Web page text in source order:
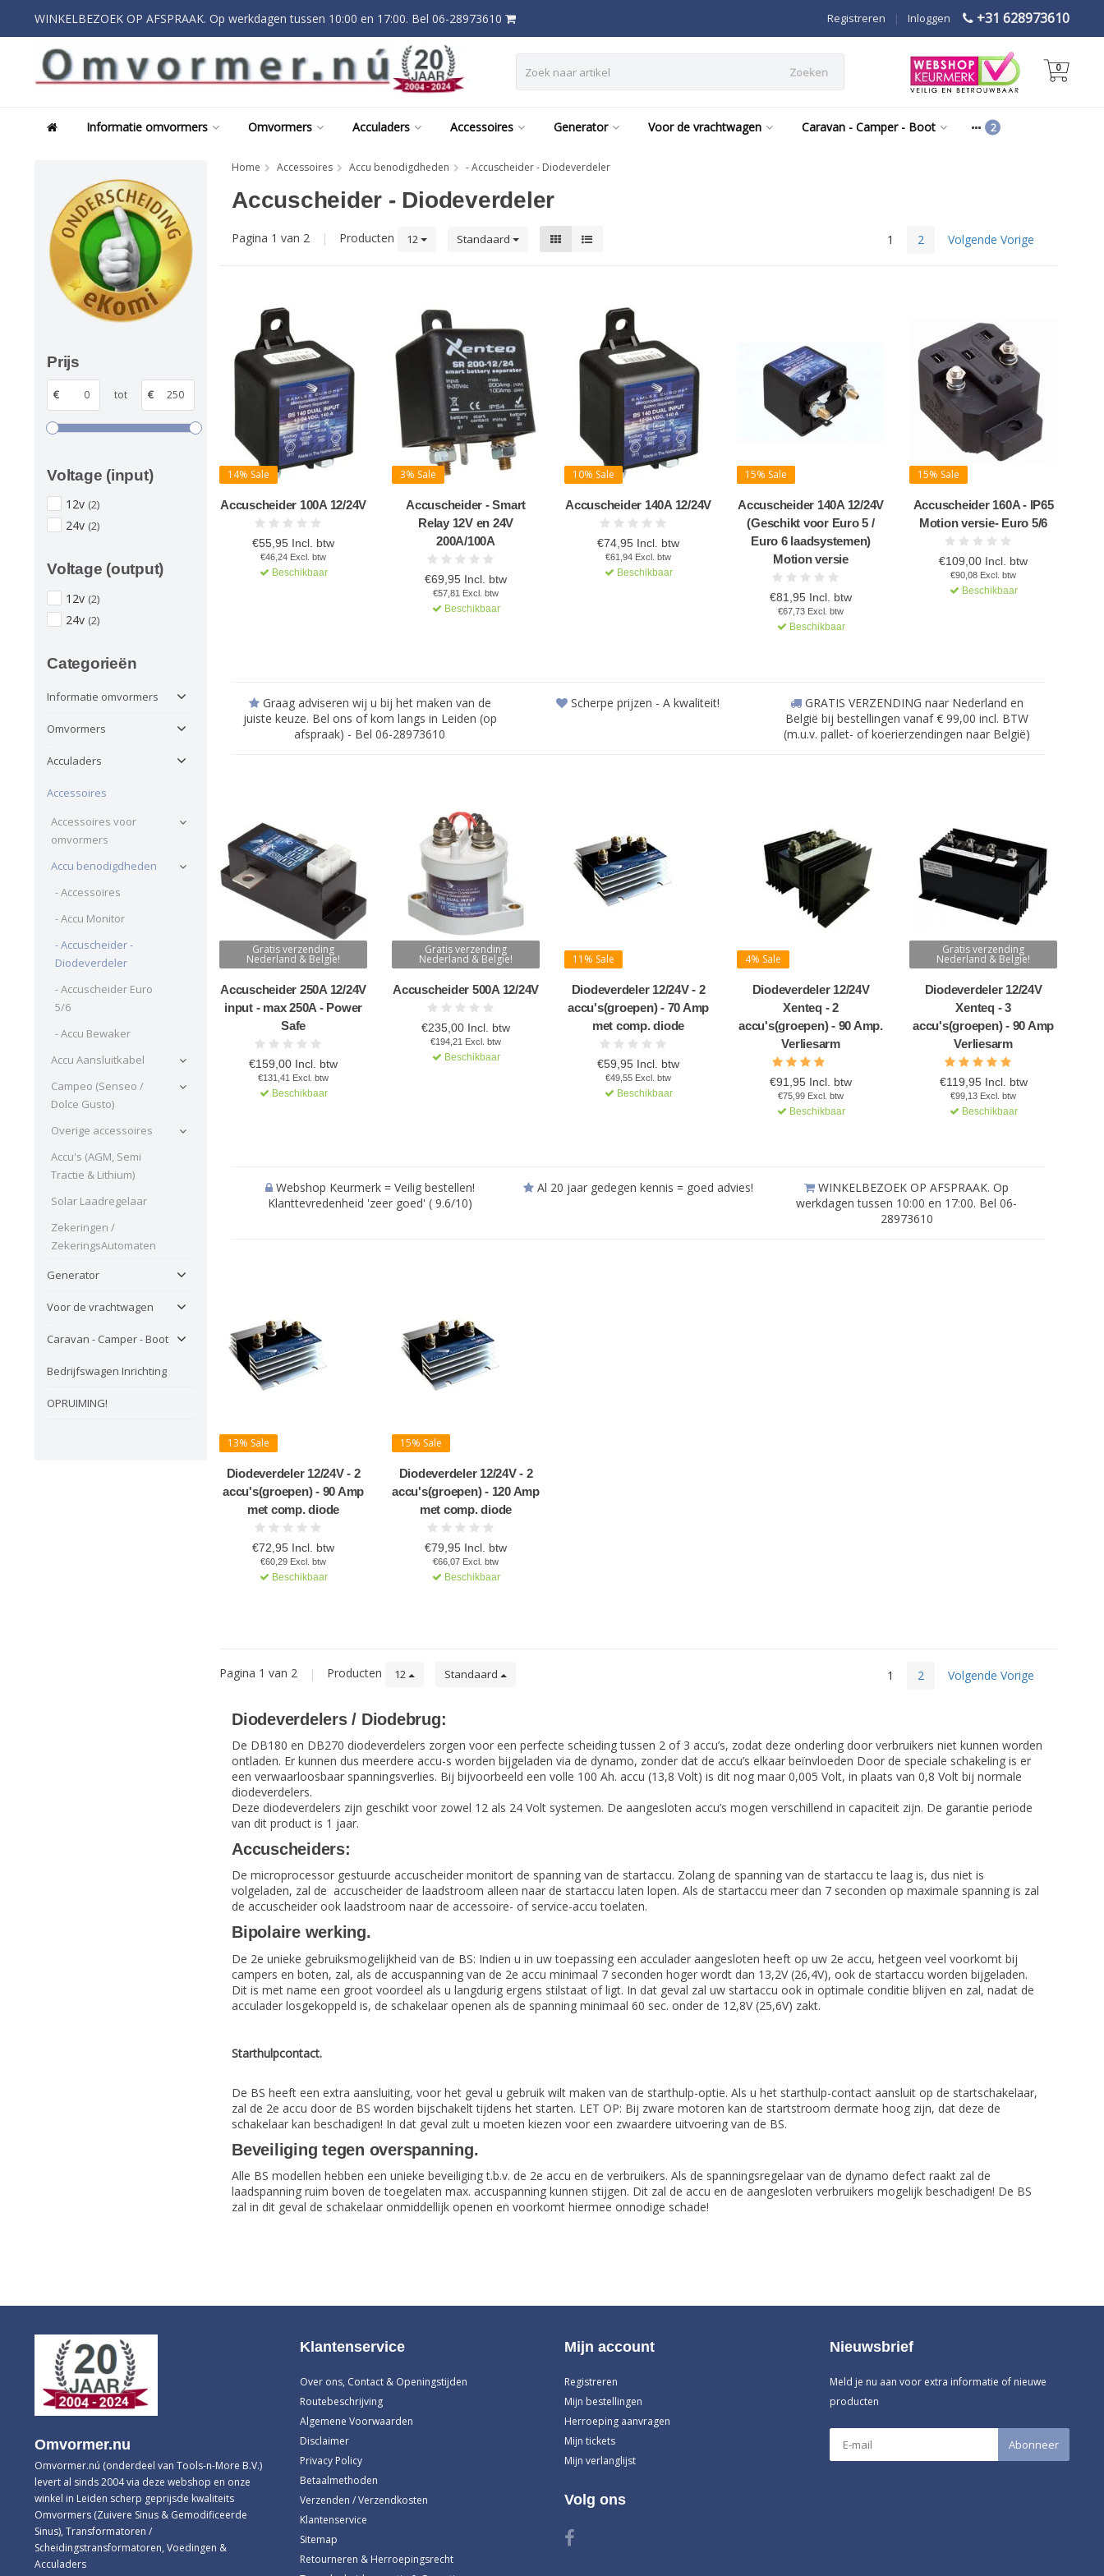
WINKELBEZOEK OP AFSPRAAK. Op werkdagen tussen 10:00 en 17:00. Bel 06-28973610 +31 628973610
Inloggen
|
Registreren
Zoeken 0
Informatie omvormers Omvormers Acculaders Accessoires Generator Voor de vrachtwagen Caravan - Camper - Boot
Prijs
€ tot €
Voltage (input)
12v (2)
24v (2)
Voltage (output)
12v (2)
24v (2)
Categorieën
Informatie omvormers
Omvormers
Acculaders
Accessoires
Accessoires voor
omvormers
Accu benodigdheden
- Accessoires
- Accu Monitor
- Accuscheider -
Diodeverdeler
- Accuscheider Euro
5/6
- Accu Bewaker
Accu Aansluitkabel
Campeo (Senseo /
Dolce Gusto)
Overige accessoires
Accu's (AGM, Semi
Tractie & Lithium)
Solar Laadregelaar
Zekeringen /
ZekeringsAutomaten
Generator
Voor de vrachtwagen
Caravan - Camper - Boot
Bedrijfswagen Inrichting
OPRUIMING!
Home Accessoires Accu benodigdheden - Accuscheider - Diodeverdeler
Accuscheider - Diodeverdeler
Pagina 1 van 2 | Producten 12 Standaard 1 2 Volgende Vorige
14% Sale
Accuscheider 100A 12/24V
€55,95 Incl. btw
€46,24 Excl. btw
Beschikbaar
3% Sale
Accuscheider - Smart
Relay 12V en 24V
200A/100A
€69,95 Incl. btw
€57,81 Excl. btw
Beschikbaar
10% Sale
Accuscheider 140A 12/24V
€74,95 Incl. btw
€61,94 Excl. btw
Beschikbaar
15% Sale
Accuscheider 140A 12/24V
(Geschikt voor Euro 5 /
Euro 6 laadsystemen)
Motion versie
€81,95 Incl. btw
€67,73 Excl. btw
Beschikbaar
15% Sale
Accuscheider 160A - IP65
Motion versie- Euro 5/6
€109,00 Incl. btw
€90,08 Excl. btw
Beschikbaar
Graag adviseren wij u bij het maken van de
juiste keuze. Bel ons of kom langs in Leiden (op
afspraak) - Bel 06-28973610
Scherpe prijzen - A kwaliteit!
GRATIS VERZENDING naar Nederland en
België bij bestellingen vanaf € 99,00 incl. BTW
(m.u.v. pallet- of koerierzendingen naar België)
Gratis verzending
Nederland & Belgie!
Accuscheider 250A 12/24V
input - max 250A - Power
Safe
€159,00 Incl. btw
€131,41 Excl. btw
Beschikbaar
Gratis verzending
Nederland & Belgie!
Accuscheider 500A 12/24V
€235,00 Incl. btw
€194,21 Excl. btw
Beschikbaar
11% Sale
Diodeverdeler 12/24V - 2
accu's(groepen) - 70 Amp
met comp. diode
€59,95 Incl. btw
€49,55 Excl. btw
Beschikbaar
4% Sale
Diodeverdeler 12/24V
Xenteq - 2
accu's(groepen) - 90 Amp.
Verliesarm
€91,95 Incl. btw
€75,99 Excl. btw
Beschikbaar
Gratis verzending
Nederland & Belgie!
Diodeverdeler 12/24V
Xenteq - 3
accu's(groepen) - 90 Amp
Verliesarm
€119,95 Incl. btw
€99,13 Excl. btw
Beschikbaar
Webshop Keurmerk = Veilig bestellen!
Klanttevredenheid 'zeer goed' ( 9.6/10)
Al 20 jaar gedegen kennis = goed advies!
WINKELBEZOEK OP AFSPRAAK. Op
werkdagen tussen 10:00 en 17:00. Bel 06-
28973610
13% Sale
Diodeverdeler 12/24V - 2
accu's(groepen) - 90 Amp
met comp. diode
€72,95 Incl. btw
€60,29 Excl. btw
Beschikbaar
15% Sale
Diodeverdeler 12/24V - 2
accu's(groepen) - 120 Amp
met comp. diode
€79,95 Incl. btw
€66,07 Excl. btw
Beschikbaar
Pagina 1 van 2 | Producten 12 Standaard 1 2 Volgende Vorige
Diodeverdelers / Diodebrug:
De DB180 en DB270 diodeverdelers zorgen voor een perfecte scheiding tussen 2 of 3 accu’s, zodat deze onderling door verbruikers niet kunnen worden
ontladen. Er kunnen dus meerdere accu-s worden bijgeladen via de dynamo, zonder dat de accu’s elkaar beïnvloeden Door de speciale schakeling is er
een verwaarloosbaar spanningsverlies. Bij bijvoorbeeld een volle 100 Ah. accu (13,8 Volt) is dit nog maar 0,005 Volt, in plaats van 0,8 Volt bij normale
diodeverdelers.
Deze diodeverdelers zijn geschikt voor zowel 12 als 24 Volt systemen. De aangesloten accu’s mogen verschillend in capaciteit zijn. De garantie periode
van dit product is 1 jaar.
Accuscheiders:
De microprocessor gestuurde accuscheider monitort de spanning van de startaccu. Zolang de spanning van de startaccu te laag is, dus niet is
volgeladen, zal de accuscheider de laadstroom alleen naar de startaccu laten lopen. Als de startaccu meer dan 7 seconden op maximale spanning is zal
de accuscheider ook laadstroom naar de accessoire- of service-accu toelaten.
Bipolaire werking.
De 2e unieke gebruiksmogelijkheid van de BS: Indien u in uw toepassing een acculader aangesloten heeft op uw 2e accu, hetgeen veel voorkomt bij
campers en boten, zal, als de accuspanning van de 2e accu minimaal 7 seconden hoger wordt dan 13,2V (26,4V), ook de startaccu worden bijgeladen.
Dit is met name een groot voordeel als u langdurig ergens stilstaat of ligt. In dat geval zal uw startaccu ook in optimale conditie blijven en zal, nadat de
acculader losgekoppeld is, de schakelaar openen als de spanning minimaal 60 sec. onder de 12,8V (25,6V) zakt.
Starthulpcontact.
De BS heeft een extra aansluiting, voor het geval u gebruik wilt maken van de starthulp-optie. Als u het starthulp-contact aansluit op de startschakelaar,
zal de 2e accu door de BS worden bijschakelt tijdens het starten. LET OP: Bij zware motoren kan de startstroom dermate hoog zijn, dat deze de
schakelaar kan beschadigen! In dat geval zult u moeten kiezen voor een zwaardere uitvoering van de BS.
Beveiliging tegen overspanning.
Alle BS modellen hebben een unieke beveiliging t.b.v. de 2e accu en de verbruikers. Als de spanningsregelaar van de dynamo defect raakt zal de
laadspanning ruim boven de toegelaten max. accuspanning kunnen stijgen. Dit zal de accu en de aangesloten verbruikers mogelijk beschadigen! De BS
zal in dit geval de schakelaar onmiddellijk openen en voorkomt hiermee onnodige schade!
Omvormer.nu
Omvormer.nú (onderdeel van Tools-n-More B.V.)
levert al sinds 2004 via deze webshop en onze
winkel in Leiden scherp geprijsde kwaliteits
Omvormers (Zuivere Sinus & Gemodificeerde
Sinus), Transformatoren /
Scheidingstransformatoren, Voedingen &
Acculaders
Klantenservice
Over ons, Contact & Openingstijden
Routebeschrijving
Algemene Voorwaarden
Disclaimer
Privacy Policy
Betaalmethoden
Verzenden / Verzendkosten
Klantenservice
Sitemap
Retourneren & Herroepingsrecht
Mijn account
Registreren
Mijn bestellingen
Herroeping aanvragen
Mijn tickets
Mijn verlanglijst
Volg ons
Nieuwsbrief
Meld je nu aan voor extra informatie of nieuwe
producten
Abonneer